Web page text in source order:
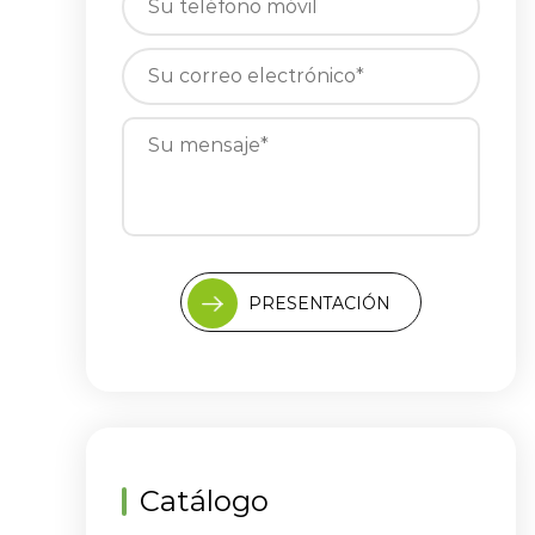
PRESENTACIÓN
Catálogo